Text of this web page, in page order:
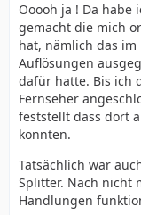
Ooooh ja ! Da
gemacht die mich
hat, nämlich das im
Auflösungen
dafür hatte. Bis ich
Fernseher
feststellt dass dort
konnten.
Tatsächlich war
Splitter. Nach nicht
Handlungen